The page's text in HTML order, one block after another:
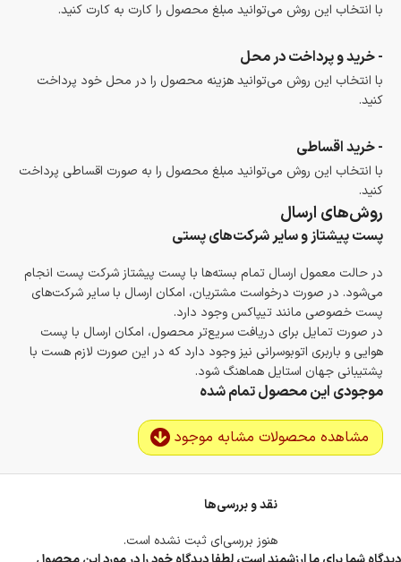
با انتخاب این روش می‌توانید مبلغ محصول را کارت به کارت کنید.
- خرید و پرداخت در محل
با انتخاب این روش می‌توانید هزینه محصول را در محل خود پرداخت
کنید.
- خرید اقساطی
با انتخاب این روش می‌توانید مبلغ محصول را به صورت اقساطی پرداخت
کنید.
روش‌های ارسال
پست پیشتاز و سایر شرکت‌های پستی
در حالت معمول ارسال تمام بسته‌ها با پست پیشتاز شرکت پست انجام
می‌شود. در صورت درخواست مشتریان، امکان ارسال با سایر شرکت‌های
پست خصوصی مانند تیپاکس وجود دارد.
در صورت تمایل برای دریافت سریع‌تر محصول، امکان ارسال با پست
هوایی و باربری اتوبوسرانی نیز وجود دارد که در این صورت لازم هست با
پشتیبانی جهان استایل هماهنگ شود.
موجودی این محصول تمام شده
مشاهده محصولات مشابه موجود
نقد و بررسی‌ها
هنوز بررسی‌ای ثبت نشده است.